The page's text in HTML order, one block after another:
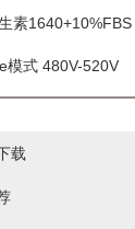
素
式 480V-520V
载